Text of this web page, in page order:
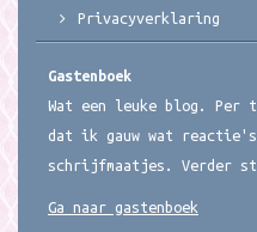
Privacyverklaring
Gastenboek
Wat een leuke blog. Per
dat ik gauw wat
schrijfmaatjes. Verder
Ga naar gastenboek